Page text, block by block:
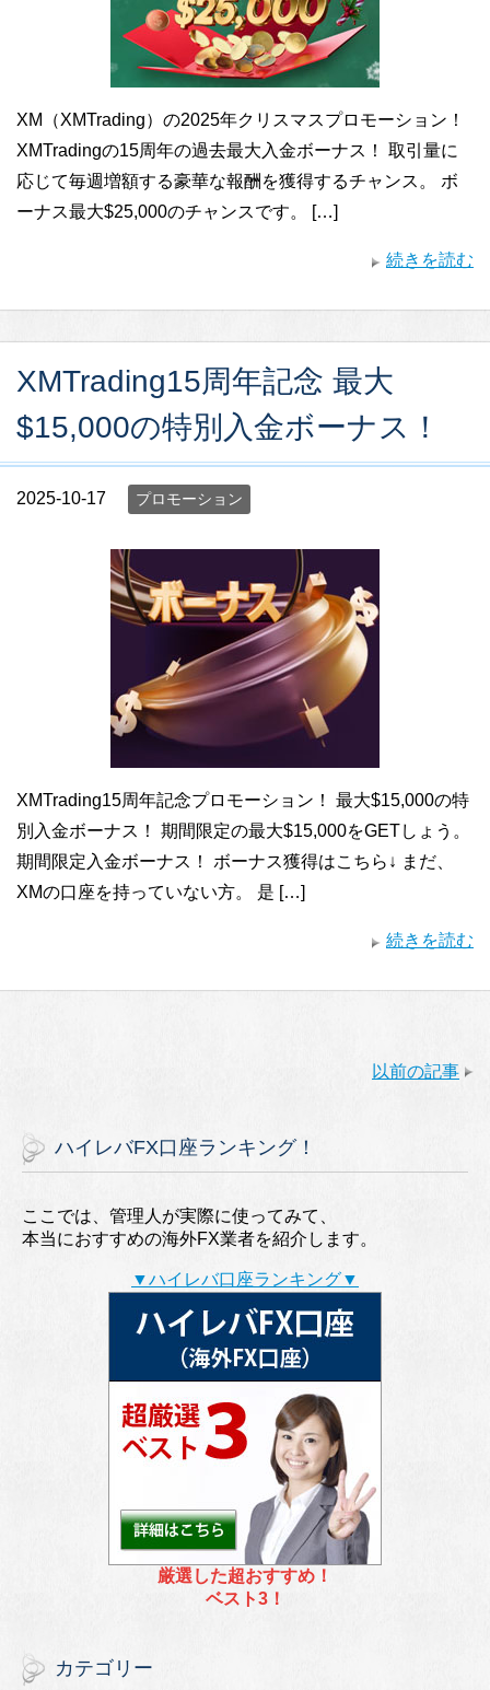
XM（XMTrading）の2025年クリスマスプロモーション！
XMTradingの15周年の過去最大入金ボーナス！ 取引量に
応じて毎週増額する豪華な報酬を獲得するチャンス。 ボ
ーナス最大$25,000のチャンスです。 […]
続きを読む
XMTrading15周年記念 最大
$15,000の特別入金ボーナス！
2025-10-17 プロモーション
XMTrading15周年記念プロモーション！ 最大$15,000の特
別入金ボーナス！ 期間限定の最大$15,000をGETしょう。
期間限定入金ボーナス！ ボーナス獲得はこちら↓ まだ、
XMの口座を持っていない方。 是 […]
続きを読む
以前の記事
ハイレバFX口座ランキング！
ここでは、管理人が実際に使ってみて、
本当におすすめの海外FX業者を紹介します。
▼ハイレバ口座ランキング▼
厳選した超おすすめ！
ベスト3！
カテゴリー